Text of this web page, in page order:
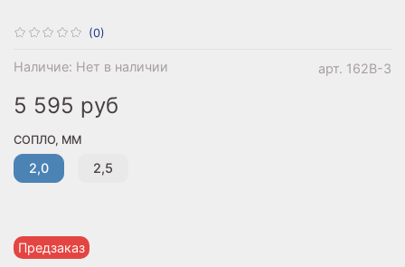
(0)
арт. 162B-3
Наличие: Нет в наличии
Предзаказ
5 595 руб
СОПЛО, ММ
2,0 2,5